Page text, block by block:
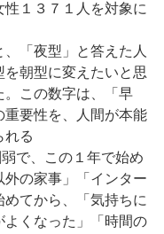
１３７１人を対象に
「夜型」と答えた人
朝型に変えたいと思
。この数字は、「早
要性を、人間が本能
れる
で、この１年で始め
の家事」「インター
てから、「気持ちに
くなった」「時間の